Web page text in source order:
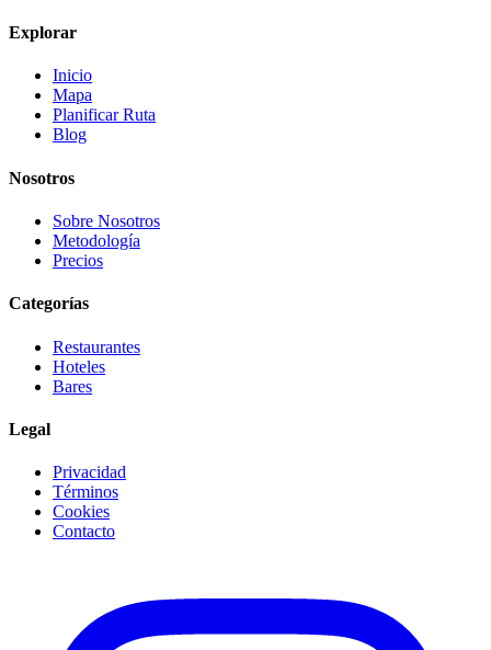
Explorar
Inicio
Mapa
Planificar Ruta
Blog
Nosotros
Sobre Nosotros
Metodología
Precios
Categorías
Restaurantes
Hoteles
Bares
Legal
Privacidad
Términos
Cookies
Contacto